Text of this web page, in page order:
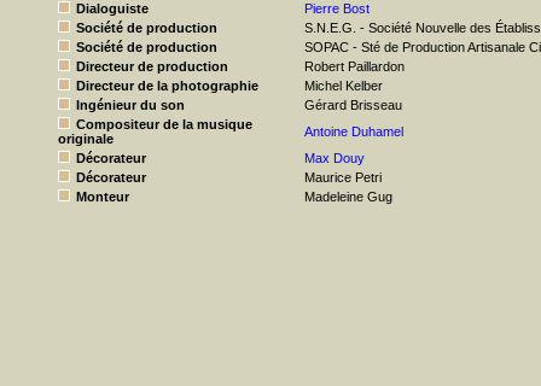
Dialoguiste
Pierre Bost
Société de production
S.N.E.G. - Société Nouvelle des
Société de production
SOPAC - Sté de Production Artisanale
Directeur de production
Robert Paillardon
Directeur de la photographie
Michel Kelber
Ingénieur du son
Gérard Brisseau
Compositeur de la musique
originale
Antoine Duhamel
Décorateur
Max Douy
Décorateur
Maurice Petri
Monteur
Madeleine Gug